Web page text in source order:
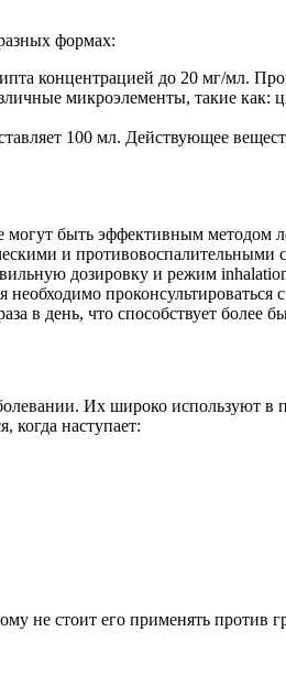
формах:
концентрацией до 20 мг/мл.
микроэлементы, такие
100 мл. Действующее
быть эффективным методом
и противовоспалительными
дозировку и режим
в день, что способствует
Их широко используют в
когда наступает:
не стоит его применять против